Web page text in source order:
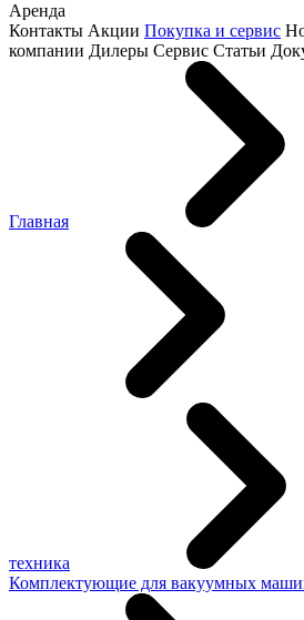
Аренда
Контакты Акции Покупка и сервис
компании Дилеры Сервис Статьи
Главная
техника
Комплектующие для вакуумных